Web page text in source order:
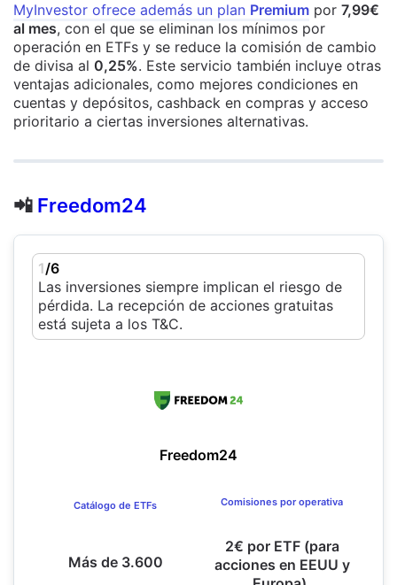
MyInvestor ofrece además un plan Premium por 7,99€
al mes, con el que se eliminan los mínimos por
operación en ETFs y se reduce la comisión de cambio
de divisa al 0,25%. Este servicio también incluye otras
ventajas adicionales, como mejores condiciones en
cuentas y depósitos, cashback en compras y acceso
prioritario a ciertas inversiones alternativas.
📲 Freedom24
1/6
Las inversiones siempre implican el riesgo de
pérdida. La recepción de acciones gratuitas
está sujeta a los T&C.
Freedom24
Catálogo de ETFs
Más de 3.600
Comisiones por operativa
2€ por ETF (para
acciones en EEUU y